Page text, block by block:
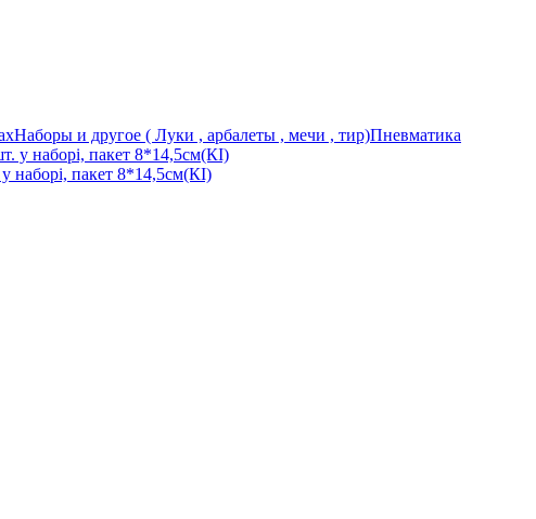
Наборы и другое ( Луки , арбалеты , мечи , тир)Пневматика
наборі, пакет 8*14,5см(КІ)